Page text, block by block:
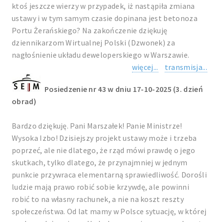
ktoś jeszcze wierzy w przypadek, iż nastąpiła zmiana
ustawy i w tym samym czasie dopinana jest betonoza
Portu Żerańskiego? Na zakończenie dziękuję
dziennikarzom Wirtualnej Polski (Dzwonek) za
nagłośnienie układu deweloperskiego w Warszawie.
więcej...
transmisja...
Posiedzenie nr 43 w dniu 17-10-2025 (3. dzień
obrad)
Bardzo dziękuję. Pani Marszałek! Panie Ministrze!
Wysoka Izbo! Dzisiejszy projekt ustawy może i trzeba
poprzeć, ale nie dlatego, że rząd mówi prawdę o jego
skutkach, tylko dlatego, że przynajmniej w jednym
punkcie przywraca elementarną sprawiedliwość. Dorośli
ludzie mają prawo robić sobie krzywdę, ale powinni
robić to na własny rachunek, a nie na koszt reszty
społeczeństwa. Od lat mamy w Polsce sytuację, w której